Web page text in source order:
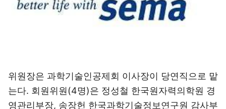
위원장은 과학기술인공제회 이사장이 당연직으로 맡
는다. 회원위원(4명)은 정성철 한국원자력의학원 경
영관리부장, 송장헌 한국과학기술정보연구원 감사부